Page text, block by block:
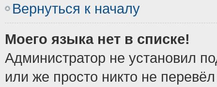
Вернуться к началу
Моего языка нет в списке!
Администратор не установил
или же просто никто не